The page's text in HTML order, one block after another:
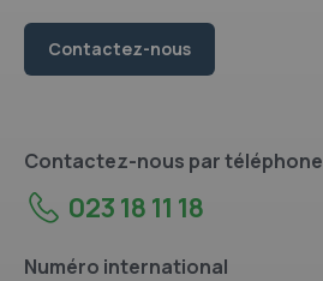
Contactez-nous
Contactez-nous par téléphone
023 18 11 18
Numéro international